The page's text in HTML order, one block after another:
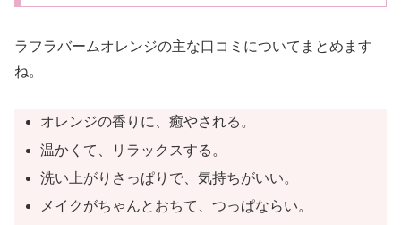
ラフラバームオレンジの主な口コミについてまとめます
ね。
オレンジの香りに、癒やされる。
温かくて、リラックスする。
洗い上がりさっぱりで、気持ちがいい。
メイクがちゃんとおちて、つっぱならい。